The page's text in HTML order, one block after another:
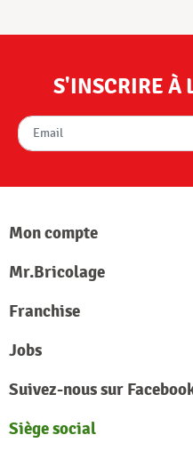
S'INSCRIRE À
Mon compte
Mr.Bricolage
Franchise
Jobs
Suivez-nous sur
Siège social